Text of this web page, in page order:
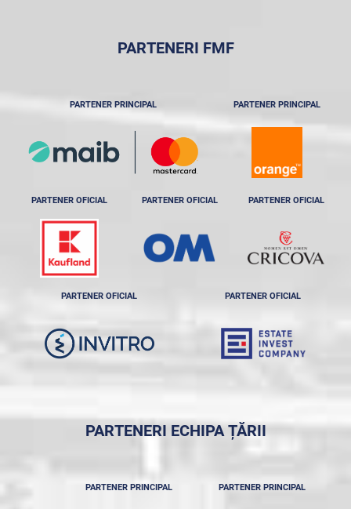
PARTENERI FMF
PARTENER PRINCIPAL PARTENER PRINCIPAL
PARTENER OFICIAL PARTENER OFICIAL PARTENER OFICIAL
PARTENER OFICIAL PARTENER OFICIAL
PARTENERI ECHIPA ȚĂRII
PARTENER PRINCIPAL PARTENER PRINCIPAL